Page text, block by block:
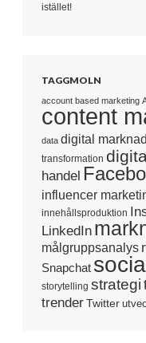
istället!
TAGGMOLN
account based marketing
content
data digital
transformation
handel
influencer
innehållsproduktion
LinkedIn
målgruppsanalys
Snapchat
storytelling strategi
trenderTwitter